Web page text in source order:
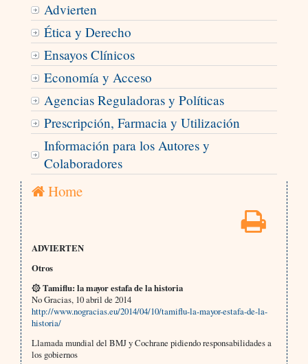
Advierten
Ética y Derecho
Ensayos Clínicos
Economía y Acceso
Agencias Reguladoras y Políticas
Prescripción, Farmacia y Utilización
Información para los Autores y
Colaboradores
Home
ADVIERTEN
Otros
۞ Tamiflu: la mayor estafa de la historia
No Gracias, 10 abril de 2014
http://www.nogracias.eu/2014/04/10/tamiflu-la-mayor-estafa-de-la-
historia/
Llamada mundial del BMJ y Cochrane pidiendo responsabilidades a
los gobiernos